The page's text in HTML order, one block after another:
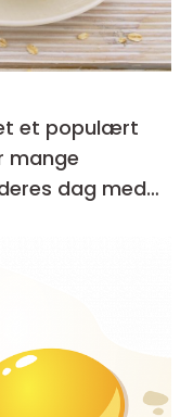
et populært
mange
dag med